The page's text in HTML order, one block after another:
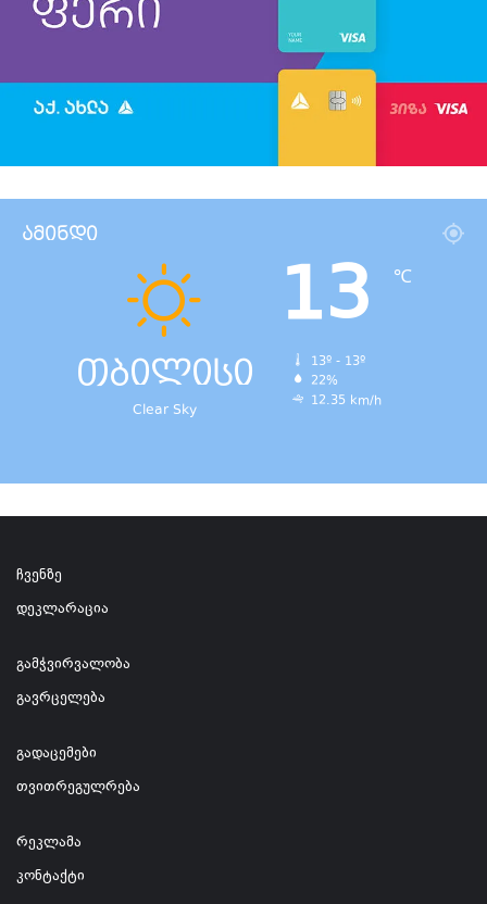
ამინდი
თბილისი
Clear Sky
13 ℃
13º - 13º
22%
12.35 km/h
ჩვენზე
დეკლარაცია
გამჭვირვალობა
გავრცელება
გადაცემები
თვითრეგულრება
რეკლამა
კონტაქტი